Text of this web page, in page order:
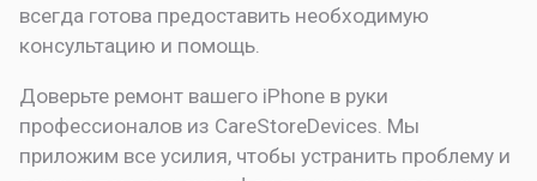
всегда готова предоставить необходимую
консультацию и помощь.
Доверьте ремонт вашего iPhone в руки
профессионалов из CareStoreDevices. Мы
приложим все усилия, чтобы устранить проблему и